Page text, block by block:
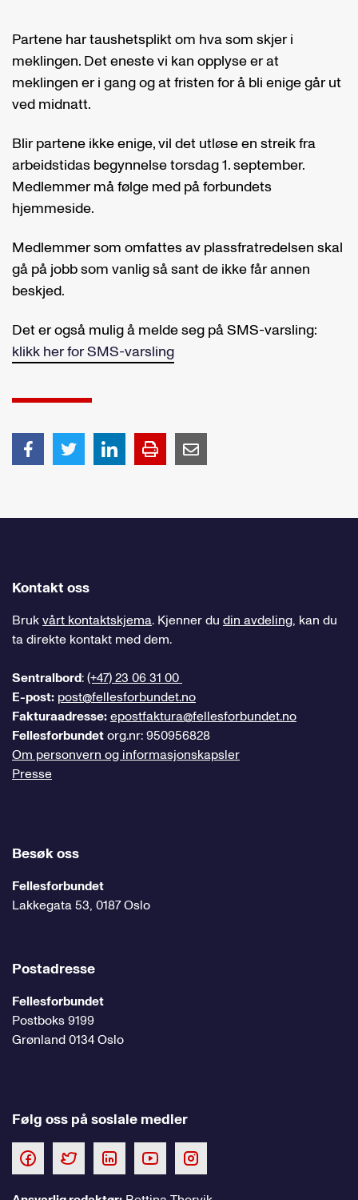
Partene har taushetsplikt om hva som skjer i
meklingen. Det eneste vi kan opplyse er at
meklingen er i gang og at fristen for å bli enige går ut
ved midnatt.
Blir partene ikke enige, vil det utløse en streik fra
arbeidstidas begynnelse torsdag 1. september.
Medlemmer må følge med på forbundets
hjemmeside.
Medlemmer som omfattes av plassfratredelsen skal
gå på jobb som vanlig så sant de ikke får annen
beskjed.
Det er også mulig å melde seg på SMS-varsling:
klikk her for SMS-varsling
Kontakt oss
Brukvårt kontaktskjema. Kjenner du din avdeling, kan du
ta direkte kontakt med dem.
Sentralbord:(+47) 23 06 31 00
E-post: post@fellesforbundet.no
Fakturaadresse:epostfaktura@fellesforbundet.no
Fellesforbundetorg.nr: 950956828
Om personvern og informasjonskapsler
Presse
Besøk oss
Fellesforbundet
Lakkegata 53, 0187 Oslo
Postadresse
Fellesforbundet
Postboks 9199
Grønland 0134 Oslo
Følg oss på sosiale medier